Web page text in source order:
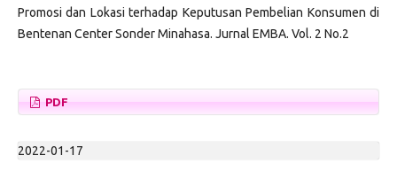
Promosi dan Lokasi terhadap Keputusan Pembelian Konsumen di
Bentenan Center Sonder Minahasa. Jurnal EMBA. Vol. 2 No.2
PDF
2022-01-17